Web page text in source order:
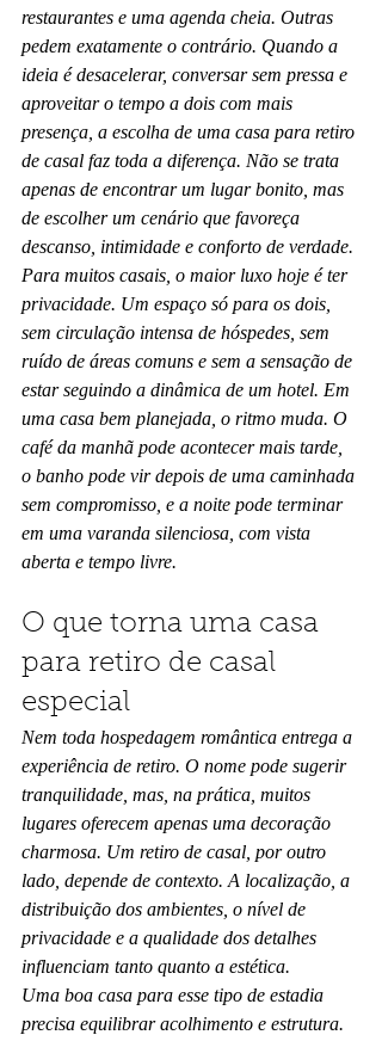
restaurantes e uma agenda cheia. Outras
pedem exatamente o contrário. Quando a
ideia é desacelerar, conversar sem pressa e
aproveitar o tempo a dois com mais
presença, a escolha de uma casa para retiro
de casal faz toda a diferença. Não se trata
apenas de encontrar um lugar bonito, mas
de escolher um cenário que favoreça
descanso, intimidade e conforto de verdade.
Para muitos casais, o maior luxo hoje é ter
privacidade. Um espaço só para os dois,
sem circulação intensa de hóspedes, sem
ruído de áreas comuns e sem a sensação de
estar seguindo a dinâmica de um hotel. Em
uma casa bem planejada, o ritmo muda. O
café da manhã pode acontecer mais tarde,
o banho pode vir depois de uma caminhada
sem compromisso, e a noite pode terminar
em uma varanda silenciosa, com vista
aberta e tempo livre.
O que torna uma casa
para retiro de casal
especial
Nem toda hospedagem romântica entrega a
experiência de retiro. O nome pode sugerir
tranquilidade, mas, na prática, muitos
lugares oferecem apenas uma decoração
charmosa. Um retiro de casal, por outro
lado, depende de contexto. A localização, a
distribuição dos ambientes, o nível de
privacidade e a qualidade dos detalhes
influenciam tanto quanto a estética.
Uma boa casa para esse tipo de estadia
precisa equilibrar acolhimento e estrutura.